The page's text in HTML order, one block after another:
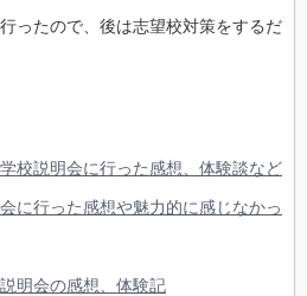
ったので、後は志望校対策をするだ
校説明会に行った感想、体験談など
に行った感想や魅力的に感じなかっ
明会の感想、体験記